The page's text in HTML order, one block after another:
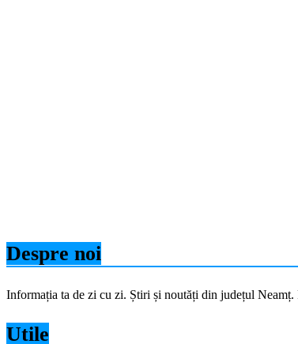
Despre noi
Informația ta de zi cu zi. Știri și noutăți din județul
Utile